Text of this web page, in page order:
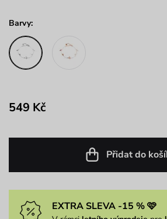
Barvy:
549 Kč
Přidat do
EXTRA SLEVA -15 % 🩷